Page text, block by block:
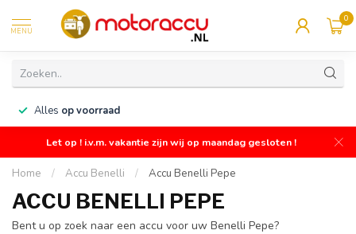
MENU
0
Alles op voorraad
Let op ! i.v.m. vakantie zijn wij op maandag gesloten !
Home / Accu Benelli / Accu Benelli Pepe
ACCU BENELLI PEPE
Bent u op zoek naar een accu voor uw Benelli Pepe?